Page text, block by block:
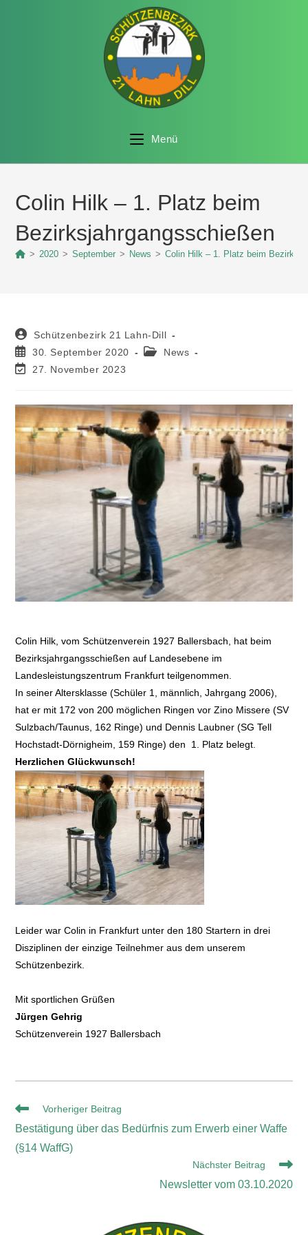
Menü
Colin Hilk – 1. Platz beim
Bezirksjahrgangsschießen
> 2020 > September > News > Colin Hilk – 1. Platz beim
Schützenbezirk 21 Lahn-Dill
30. September 2020
News
27. November 2023
Colin Hilk, vom Schützenverein 1927 Ballersbach, hat beim
Bezirksjahrgangsschießen auf Landesebene im
Landesleistungszentrum Frankfurt teilgenommen.
In seiner Altersklasse (Schüler 1, männlich, Jahrgang 2006),
hat er mit 172 von 200 möglichen Ringen vor Zino Missere (SV
Sulzbach/Taunus, 162 Ringe) und Dennis Laubner (SG Tell
Hochstadt-Dörnigheim, 159 Ringe) den 1. Platz belegt.
Herzlichen Glückwunsch!
Leider war Colin in Frankfurt unter den 180 Startern in drei
Disziplinen der einzige Teilnehmer aus dem unserem
Schützenbezirk.
Mit sportlichen Grüßen
Jürgen Gehrig
Schützenverein 1927 Ballersbach
Vorheriger Beitrag
Bestätigung über das Bedürfnis zum Erwerb einer Waffe
(§14 WaffG)
Nächster Beitrag
Newsletter vom 03.10.2020